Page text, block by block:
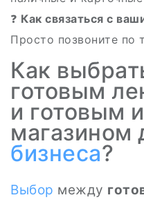
❓ Как связаться с
Просто позвоните по
Как
готовым
и готовым
магазином
бизнеса?
Выбор между